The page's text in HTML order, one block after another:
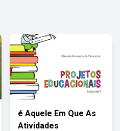
é Aquele Em Que As
Atividades